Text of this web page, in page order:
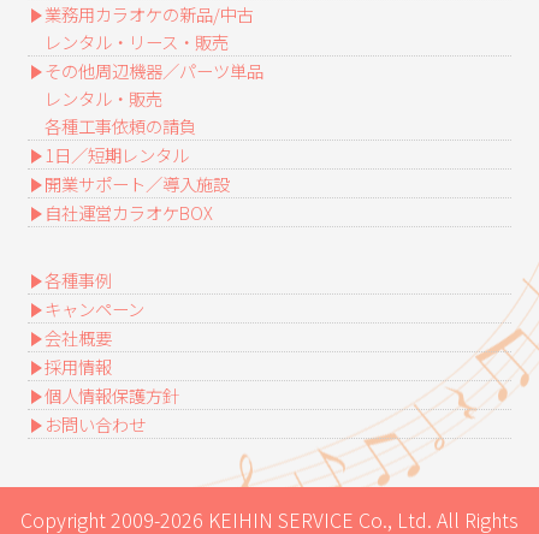
業務用カラオケの新品/中古
レンタル・リース・販売
その他周辺機器／パーツ単品
レンタル・販売
各種工事依頼の請負
1日／短期レンタル
開業サポート／導入施設
自社運営カラオケBOX
各種事例
キャンペーン
会社概要
採用情報
個人情報保護方針
お問い合わせ
Copyright 2009-2026 KEIHIN SERVICE Co., Ltd. All Rights